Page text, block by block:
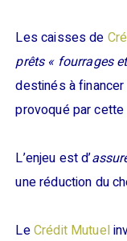
Les caisses de
prêts « fourrages
destinés à
provoqué par
L’enjeu est d’
une réduction du
LeCrédit Mutuel